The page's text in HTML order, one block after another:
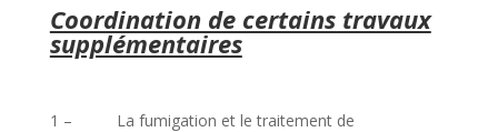
Coordination de certains travaux
supplémentaires
1 – La fumigation et le traitement de